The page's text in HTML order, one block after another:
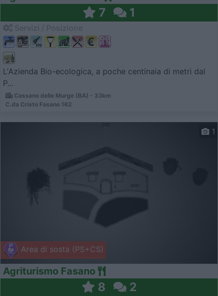
7 1
L'Azienda Bio-ecologica, a poche centinaia di metri dal
P...
Cassano delle Murge (BA) - 33km
C.da Cristo Fasano 162
Area di sosta (PS+CS)
1
Agriturismo Fasano
8 2